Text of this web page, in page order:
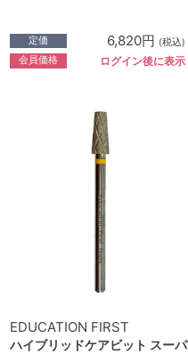
定価 6,820円 (税込)
会員価格 ログイン後に表示
EDUCATION FIRST
ハイブリッドケアビット スーパ